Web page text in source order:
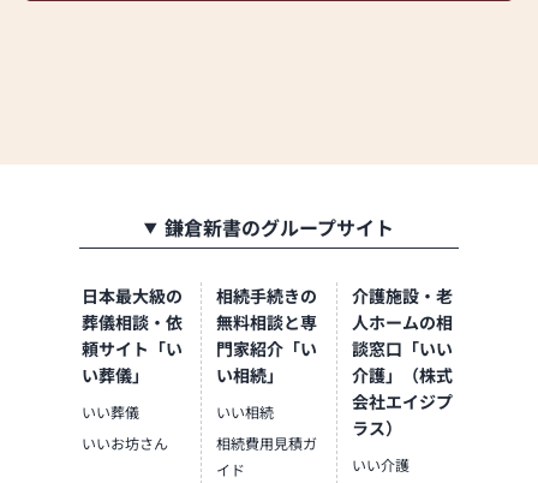
鎌倉新書のグループサイト
日本最大級の
葬儀相談・依
頼サイト「い
い葬儀」
いい葬儀
いいお坊さん
相続手続きの
無料相談と専
門家紹介「い
い相続」
いい相続
相続費用見積ガ
イド
介護施設・老
人ホームの相
談窓口「いい
介護」（株式
会社エイジプ
ラス）
いい介護